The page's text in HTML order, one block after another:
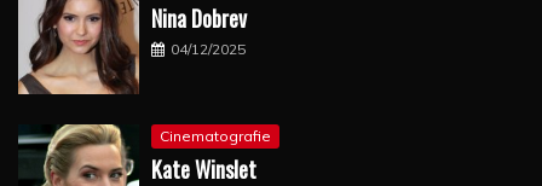
Nina Dobrev
04/12/2025
Cinematografie
Kate Winslet